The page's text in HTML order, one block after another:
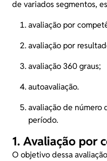
de variados segmentos,
avaliação por
avaliação por
avaliação 360 graus;
autoavaliação.
avaliação de número
período.
1. Avaliação por
O objetivo dessa